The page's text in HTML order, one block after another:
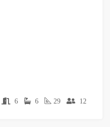
6 6 29 12